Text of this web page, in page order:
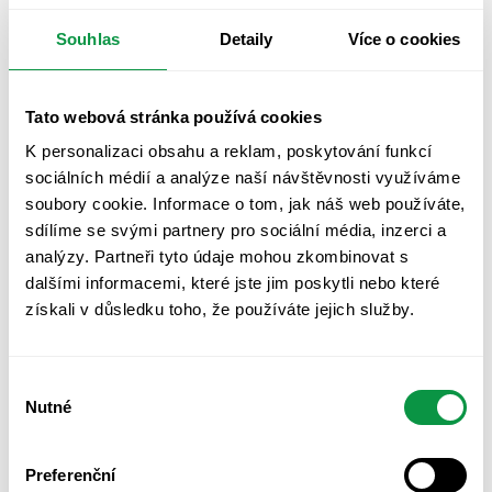
Souhlas Detaily Více o cookies
Tato webová stránka používá cookies
K personalizaci obsahu a reklam, poskytování funkcí
sociálních médií a analýze naší návštěvnosti využíváme
soubory cookie. Informace o tom, jak náš web používáte,
sdílíme se svými partnery pro sociální média, inzerci a
analýzy. Partneři tyto údaje mohou zkombinovat s
dalšími informacemi, které jste jim poskytli nebo které
získali v důsledku toho, že používáte jejich služby.
souhlasu
Nutné
Preferenční
strategie,řízení rizik
nebo vzdělávání zaměstnanců. Díky
lepšímu financování.
Společně tak v Impact Metrics a Fair Venture zajišťujeme
firmám kompletní podporu – od technického zvládnutí dat
až po strategické uchopení udržitelnosti.
Závěrem
ESRS jsou dnes povinným rámcem ESG reportingu pro větší
podniky. Návrh jejich zjednodušení, který je nyní v
změnu interních procesů, je-li to potřeba. Analýza prvních
teprve hledají a není potřeba mít vše okamžitě perfektní –